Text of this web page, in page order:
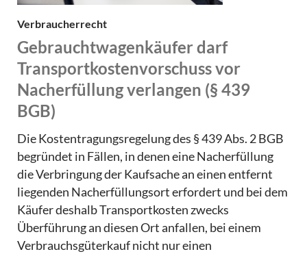
Verbraucherrecht
Gebrauchtwagenkäufer darf
Transportkostenvorschuss vor
Nacherfüllung verlangen (§ 439
BGB)
Die Kostentragungsregelung des § 439 Abs. 2 BGB
begründet in Fällen, in denen eine Nacherfüllung
die Verbringung der Kaufsache an einen entfernt
liegenden Nacherfüllungsort erfordert und bei dem
Käufer deshalb Transportkosten zwecks
Überführung an diesen Ort anfallen, bei einem
Verbrauchsgüterkauf nicht nur einen